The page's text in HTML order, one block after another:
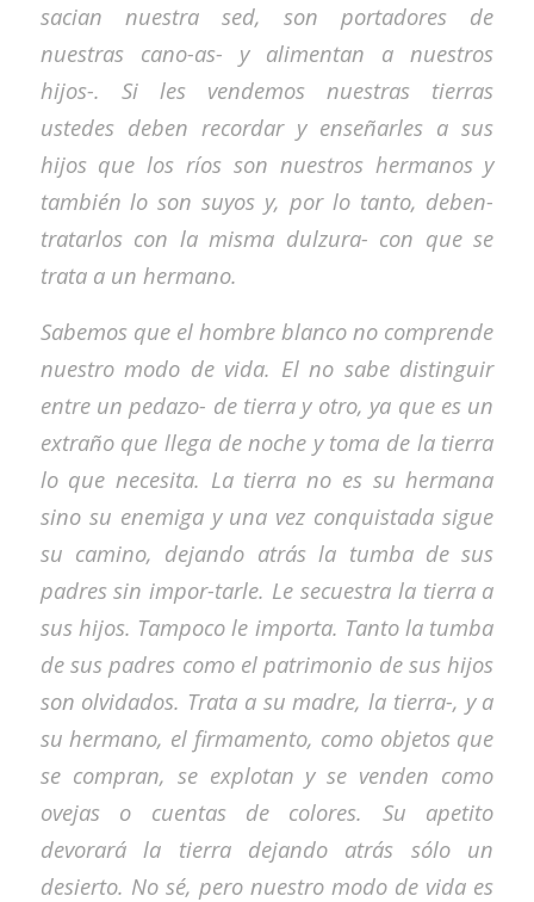
sacian nuestra sed, son portadores de
nuestras cano-as- y alimentan a nuestros
hijos-. Si les vendemos nuestras tierras
ustedes deben recordar y enseñarles a sus
hijos que los ríos son nuestros hermanos y
también lo son suyos y, por lo tanto, deben-
tratarlos con la misma dulzura- con que se
trata a un hermano.
Sabemos que el hombre blanco no comprende
nuestro modo de vida. El no sabe distinguir
entre un pedazo- de tierra y otro, ya que es un
extraño que llega de noche y toma de la tierra
lo que necesita. La tierra no es su hermana
sino su enemiga y una vez conquistada sigue
su camino, dejando atrás la tumba de sus
padres sin impor-tarle. Le secuestra la tierra a
sus hijos. Tampoco le importa. Tanto la tumba
de sus padres como el patrimonio de sus hijos
son olvidados. Trata a su madre, la tierra-, y a
su hermano, el firmamento, como objetos que
se compran, se explotan y se venden como
ovejas o cuentas de colores. Su apetito
devorará la tierra dejando atrás sólo un
desierto. No sé, pero nuestro modo de vida es